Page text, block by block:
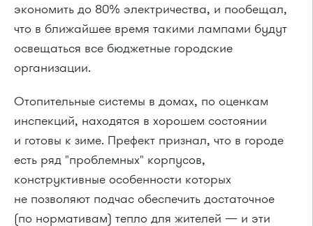
экономить до 80% электричества, и пообещал,
что в ближайшее время такими лампами будут
освещаться все бюджетные городские
организации.
Отопительные системы в домах, по оценкам
инспекций, находятся в хорошем состоянии
и готовы к зиме. Префект признал, что в городе
есть ряд "проблемных" корпусов,
конструктивные особенности которых
не позволяют подчас обеспечить достаточное
(по нормативам) тепло для жителей — и эти